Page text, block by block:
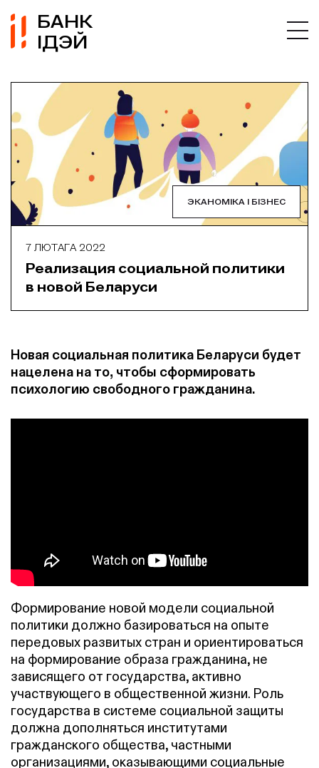
БАНК
ІДЭЙ
ЭКАНОМІКА І БІЗНЕС
7 ЛЮТАГА 2022
Реализация социальной политики
в новой Беларуси
Новая социальная политика Беларуси будет
нацелена на то, чтобы сформировать
психологию свободного гражданина.
Формирование новой модели социальной
политики должно базироваться на опыте
передовых развитых стран и ориентироваться
на формирование образа гражданина, не
зависящего от государства, активно
участвующего в общественной жизни. Роль
государства в системе социальной защиты
должна дополняться институтами
гражданского общества, частными
организациями, оказывающими социальные